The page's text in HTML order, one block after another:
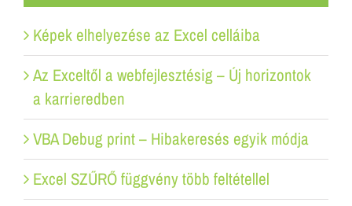
Képek elhelyezése az Excel celláiba
Az Exceltől a webfejlesztésig – Új horizontok
a karrieredben
VBA Debug print – Hibakeresés egyik módja
Excel SZŰRŐ függvény több feltétellel